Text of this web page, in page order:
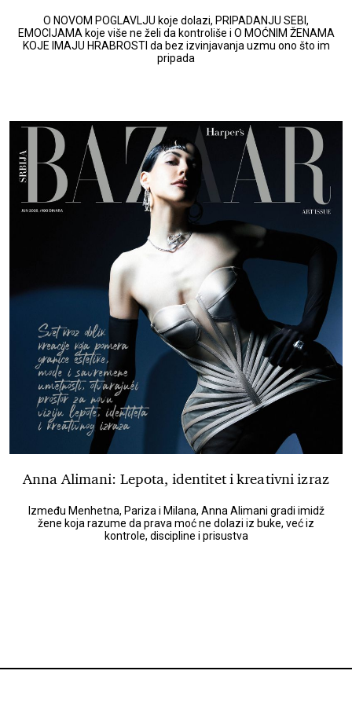
O NOVOM POGLAVLJU koje dolazi, PRIPADANJU SEBI,
EMOCIJAMA koje više ne želi da kontroliše i O MOĆNIM ŽENAMA
KOJE IMAJU HRABROSTI da bez izvinjavanja uzmu ono što im
pripada
Anna Alimani: Lepota, identitet i kreativni izraz
Između Menhetna, Pariza i Milana, Anna Alimani gradi imidž
žene koja razume da prava moć ne dolazi iz buke, već iz
kontrole, discipline i prisustva